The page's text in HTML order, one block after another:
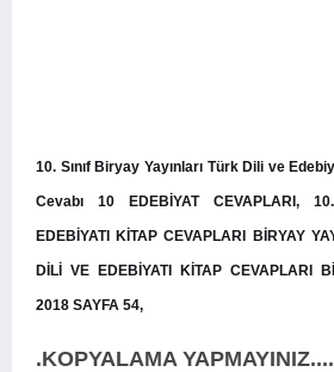
10. Sınıf Biryay Yayınları Türk Dili ve
Cevabı 10 EDEBİYAT CEVAPLARI,
EDEBİYATI KİTAP CEVAPLARI BİRYAY
DİLİ VE EDEBİYATI KİTAP CEVAPLARI
2018 SAYFA 54,
.KOPYALAMA